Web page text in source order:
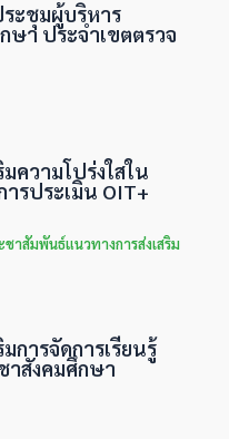
ะชุมผู้บริหาร
า ประจำเขตตรวจ
ความโปร่งใสใน
รประเมิน OIT+
ชาสัมพันธ์แนวทางการส่งเสริม
การจัดการเรียนรู้
าสังคมศึกษา